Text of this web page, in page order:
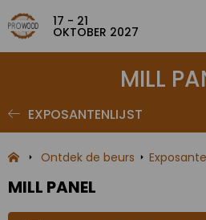
17 - 21
OKTOBER 2027
MILL
EXPOSANTENLIJST
Ontdek de beurs
MILL PANEL